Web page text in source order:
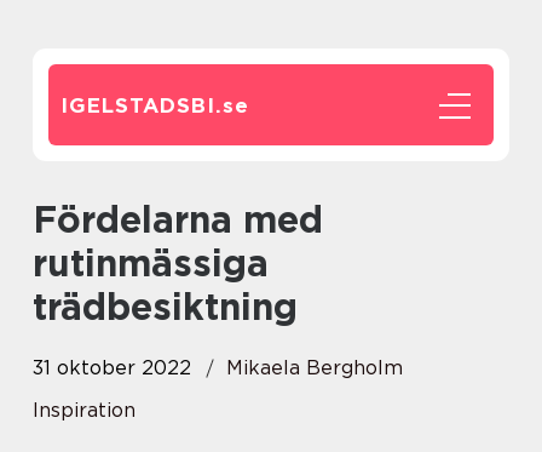
IGELSTADSBI.se
Fördelarna med
rutinmässiga
trädbesiktning
31 oktober 2022
Mikaela Bergholm
Inspiration